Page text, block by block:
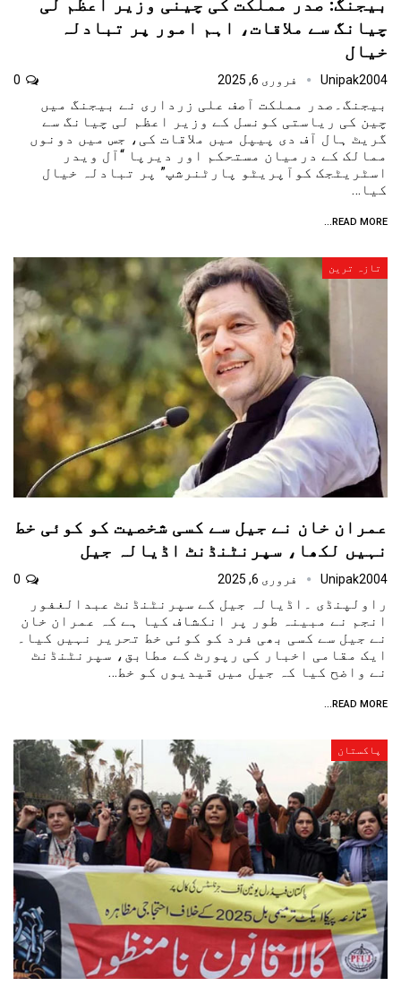
چیانگ سے ملاقات، اہم امور پر تبادلہ
خیال
Unipak2004 فروری 6, 2025
بیجنگ۔صدر مملکت آصف علی زرداری نے بیجنگ میں
چین کی ریاستی کونسل کے وزیر اعظم لی چیانگ سے
گریٹ ہال آف دی پیپل میں ملاقات کی، جس میں دونوں
ممالک کے درمیان مستحکم اور دیرپا “آل ویدر
اسٹریٹجک کوآپریٹو پارٹنرشپ” پر تبادلہ خیال
کیا…
READ MORE...
تازہ ترین
عمران خان نے جیل سے کسی شخصیت کو کوئی خط
نہیں لکھا، سپرنٹنڈنٹ اڈیالہ جیل
Unipak2004 فروری 6, 2025
راولپنڈی ۔اڈیالہ جیل کے سپرنٹنڈنٹ عبدالغفور
انجم نے مبینہ طور پر انکشاف کیا ہے کہ عمران خان
نے جیل سے کسی بھی فرد کو کوئی خط تحریر نہیں کیا۔
ایک مقامی اخبار کی رپورٹ کے مطابق، سپرنٹنڈنٹ
نے واضح کیا کہ جیل میں قیدیوں کو خط…
READ MORE...
پاکستان